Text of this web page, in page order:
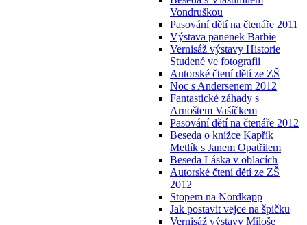
Vondruškou
Pasování dětí na čtenáře 2011
Výstava panenek Barbie
Vernisáž výstavy Historie
Studené ve fotografii
Autorské čtení dětí ze ZŠ
Noc s Andersenem 2012
Fantastické záhady s
Arnoštem Vašíčkem
Pasování dětí na čtenáře 2012
Beseda o knížce Kapřík
Metlík s Janem Opatřilem
Beseda Láska v oblacích
Autorské čtení dětí ze ZŠ
2012
Stopem na Nordkapp
Jak postavit vejce na špičku
Vernisáž výstavy Miloše